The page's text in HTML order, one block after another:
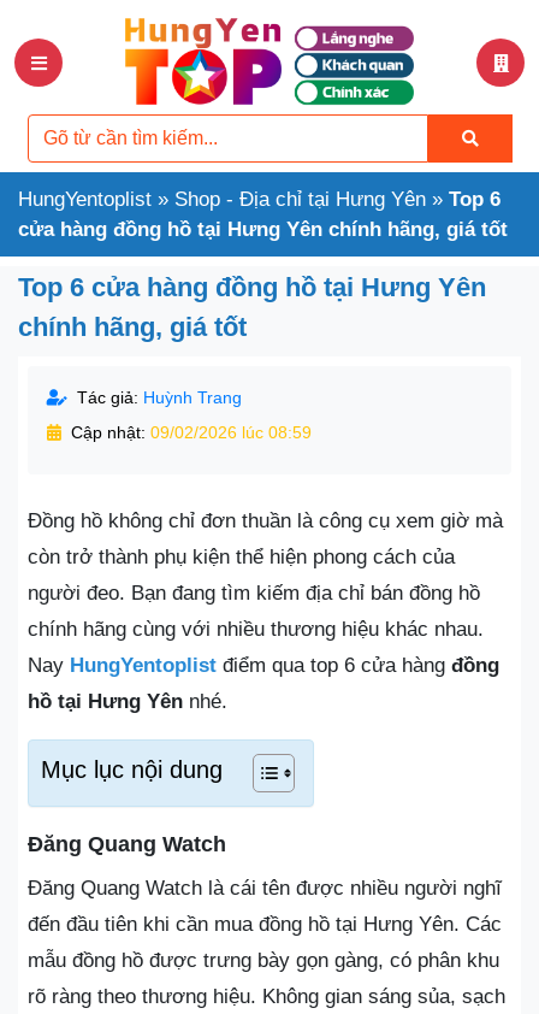
HungYentoplist » Shop - Địa chỉ tại Hưng Yên » Top 6
cửa hàng đồng hồ tại Hưng Yên chính hãng, giá tốt
Top 6 cửa hàng đồng hồ tại Hưng Yên
chính hãng, giá tốt
Tác giả: Huỳnh Trang
Cập nhật: 09/02/2026 lúc 08:59
Đồng hồ không chỉ đơn thuần là công cụ xem giờ mà
còn trở thành phụ kiện thể hiện phong cách của
người đeo. Bạn đang tìm kiếm địa chỉ bán đồng hồ
chính hãng cùng với nhiều thương hiệu khác nhau.
Nay HungYentoplist điểm qua top 6 cửa hàng đồng
hồ tại Hưng Yên nhé.
Mục lục nội dung
Đăng Quang Watch
Đăng Quang Watch là cái tên được nhiều người nghĩ
đến đầu tiên khi cần mua đồng hồ tại Hưng Yên. Các
mẫu đồng hồ được trưng bày gọn gàng, có phân khu
rõ ràng theo thương hiệu. Không gian sáng sủa, sạch